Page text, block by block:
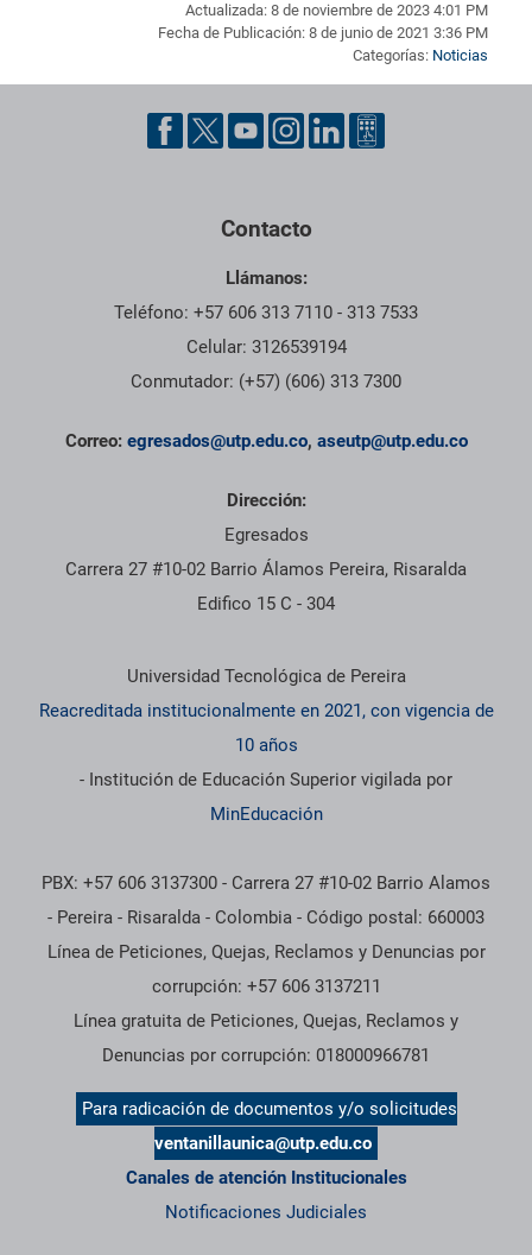
Actualizada: 8 de noviembre de 2023 4:01 PM
Fecha de Publicación: 8 de junio de 2021 3:36 PM
Categorías: Noticias
Pie de página con información de contacto, redes sociales y
Contacto
Llámanos:
Teléfono: +57 606 313 7110 - 313 7533
Celular: 3126539194
Conmutador: (+57) (606) 313 7300
Correo: egresados@utp.edu.co, aseutp@utp.edu.co
Dirección:
Egresados
Carrera 27 #10-02 Barrio Álamos Pereira, Risaralda
Edifico 15 C - 304
Información institucional
Universidad Tecnológica de Pereira
Reacreditada institucionalmente en 2021, con vigencia de
10 años
- Institución de Educación Superior vigilada por
MinEducación
PBX: +57 606 3137300 - Carrera 27 #10-02 Barrio Alamos
- Pereira - Risaralda - Colombia - Código postal: 660003
Línea de Peticiones, Quejas, Reclamos y Denuncias por
corrupción: +57 606 3137211
Línea gratuita de Peticiones, Quejas, Reclamos y
Denuncias por corrupción: 018000966781
Para radicación de documentos y/o solicitudes
ventanillaunica@utp.edu.co
Canales de atención Institucionales
Notificaciones Judiciales